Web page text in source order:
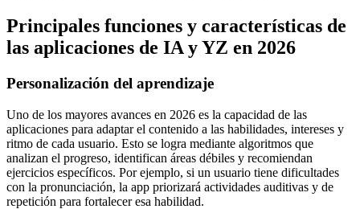
Principales funciones y características de
las aplicaciones de IA y YZ en 2026
Personalización del aprendizaje
Uno de los mayores avances en 2026 es la capacidad de las
aplicaciones para adaptar el contenido a las habilidades, intereses y
ritmo de cada usuario. Esto se logra mediante algoritmos que
analizan el progreso, identifican áreas débiles y recomiendan
ejercicios específicos. Por ejemplo, si un usuario tiene dificultades
con la pronunciación, la app priorizará actividades auditivas y de
repetición para fortalecer esa habilidad.